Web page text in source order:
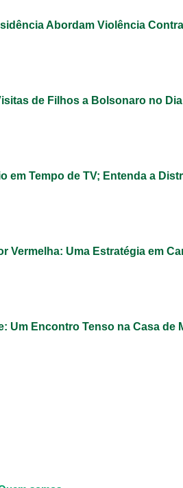
Abordam Violência
de Filhos a Bolsonaro no
em Tempo de TV; Entenda a
Vermelha: Uma Estratégia em
Um Encontro Tenso na Casa de